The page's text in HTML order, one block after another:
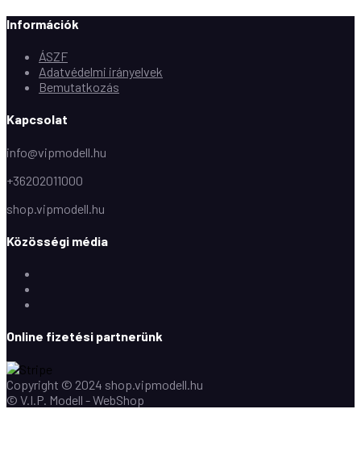
Információk
ÁSZF
Adatvédelmi irányelvek
Bemutatkozás
Kapcsolat
info@vipmodell.hu
+36202011000
shop.vipmodell.hu
Közösségi média
Online fizetési partnerünk
Copyright © 2024 shop.vipmodell.hu
© V.I.P. Modell - WebShop